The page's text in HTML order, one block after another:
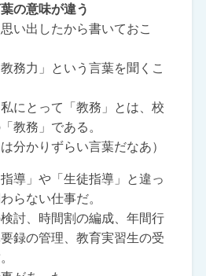
の意味が違う
い出したから書いておこ
務力」という言葉を聞くこ
にとって「教務」とは、校
教務」である。
分かりずらい言葉だなあ）
導」や「生徒指導」と違っ
らない仕事だ。
討、時間割の編成、年間行
録の管理、教育実習生の受